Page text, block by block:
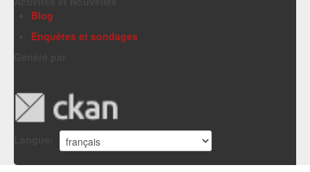
Blog
Enquêtes et sondages